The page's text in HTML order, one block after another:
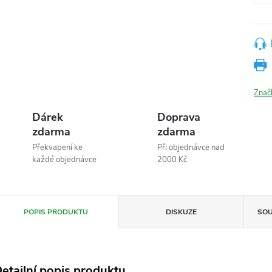
Dárek
zdarma
Překvapení ke
každé objednávce
Doprava
zdarma
Při objednávce nad
2000 Kč
POPIS PRODUKTU DISKUZE